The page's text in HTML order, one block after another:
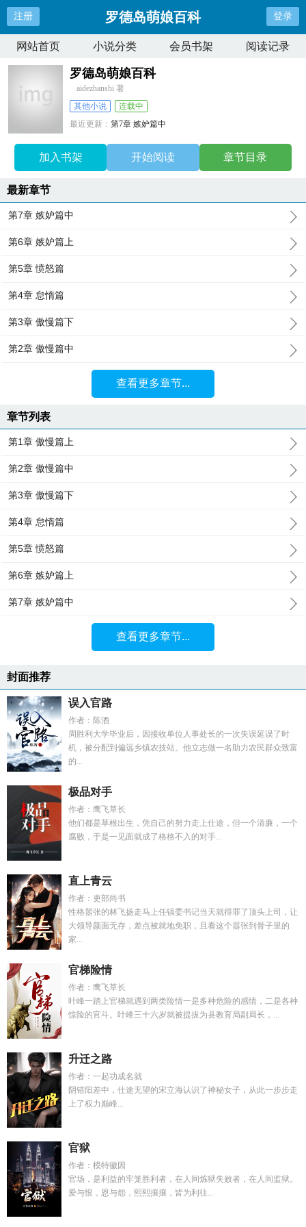
注册 罗德岛萌娘百科 登录
网站首页 小说分类 会员书架 阅读记录
罗德岛萌娘百科
aidezhanshi 著
其他小说
连载中
最近更新：第7章 嫉妒篇中
加入书架 开始阅读 章节目录
最新章节
第7章 嫉妒篇中
第6章 嫉妒篇上
第5章 愤怒篇
第4章 怠惰篇
第3章 傲慢篇下
第2章 傲慢篇中
查看更多章节...
章节列表
第1章 傲慢篇上
第2章 傲慢篇中
第3章 傲慢篇下
第4章 怠惰篇
第5章 愤怒篇
第6章 嫉妒篇上
第7章 嫉妒篇中
查看更多章节...
封面推荐
误入官路
作者：陈酒
周胜利大学毕业后，因接收单位人事处长的一次失误延误了时
机，被分配到偏远乡镇农技站。他立志做一名助力农民群众致富
的...
极品对手
作者：鹰飞草长
他们都是草根出生，凭自己的努力走上仕途，但一个清廉，一个
腐败，于是一见面就成了格格不入的对手...
直上青云
作者：吏部尚书
性格嚣张的林飞扬走马上任镇委书记当天就得罪了顶头上司，让
大领导颜面无存，差点被就地免职，且看这个嚣张到骨子里的
家...
官梯险情
作者：鹰飞草长
叶峰一踏上官梯就遇到两类险情一是多种危险的感情，二是各种
惊险的官斗。叶峰三十六岁就被提拔为县教育局副局长，...
升迁之路
作者：一起功成名就
阴错阳差中，仕途无望的宋立海认识了神秘女子，从此一步步走
上了权力巅峰...
官狱
作者：模特徽因
官场，是利益的牢笼胜利者，在人间炼狱失败者，在人间监狱。
爱与恨，恩与怨，熙熙攘攘，皆为利往...